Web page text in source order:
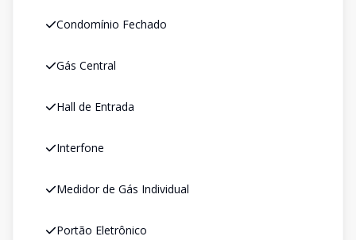
Condomínio Fechado
Gás Central
Hall de Entrada
Interfone
Medidor de Gás Individual
Portão Eletrônico